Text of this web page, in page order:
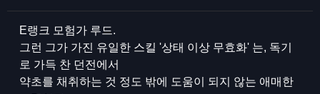
E랭크 모험가 루드.
그런 그가 가진 유일한 스킬 '상태 이상 무효화' 는, 독기
로 가득 찬 던전에서
약초를 채취하는 것 정도 밖에 도움이 되지 않는 애매한